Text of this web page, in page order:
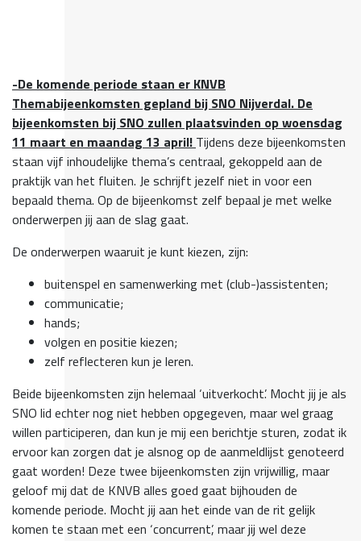
-De komende periode staan er KNVB
Themabijeenkomsten gepland bij SNO Nijverdal. De
bijeenkomsten bij SNO zullen plaatsvinden op woensdag
11 maart en maandag 13 april! Tijdens deze bijeenkomsten
staan vijf inhoudelijke thema’s centraal, gekoppeld aan de
praktijk van het fluiten. Je schrijft jezelf niet in voor een
bepaald thema. Op de bijeenkomst zelf bepaal je met welke
onderwerpen jij aan de slag gaat.
De onderwerpen waaruit je kunt kiezen, zijn:
buitenspel en samenwerking met (club-)assistenten;
communicatie;
hands;
volgen en positie kiezen;
zelf reflecteren kun je leren.
Beide bijeenkomsten zijn helemaal ‘uitverkocht’. Mocht jij je als
SNO lid echter nog niet hebben opgegeven, maar wel graag
willen participeren, dan kun je mij een berichtje sturen, zodat ik
ervoor kan zorgen dat je alsnog op de aanmeldlijst genoteerd
gaat worden! Deze twee bijeenkomsten zijn vrijwillig, maar
geloof mij dat de KNVB alles goed gaat bijhouden de
komende periode. Mocht jij aan het einde van de rit gelijk
komen te staan met een ‘concurrent’, maar jij wel deze